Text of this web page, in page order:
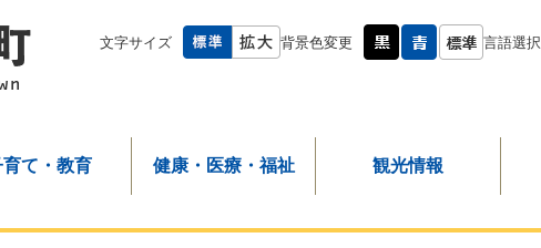
文字サイズ 背景色変更 言語選択
育て・教育 健康・医療・福祉 観光情報